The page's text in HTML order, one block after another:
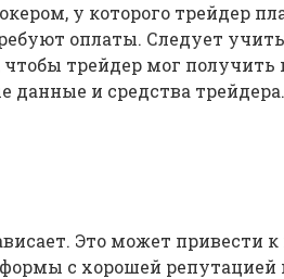
у которого трейдер
оплаты. Следует
трейдер мог
и средства трейдера.
Это может
с хорошей